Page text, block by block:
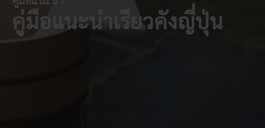
คู่มือแนะนำเรียวคังญี่ปุ่น